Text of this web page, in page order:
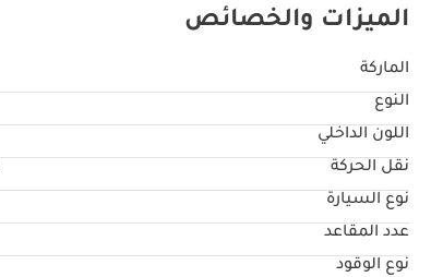
الميزات والخصائص
الماركة
النوع
اللون الداخلي
نقل الحركة
نوع السيارة
عدد المقاعد
نوع الوقود